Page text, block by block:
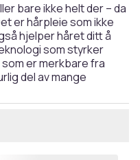
bare ikke helt der – da
er hårpleie som ikke
hjelper håret ditt å
som styrker
er merkbare fra
del av mange